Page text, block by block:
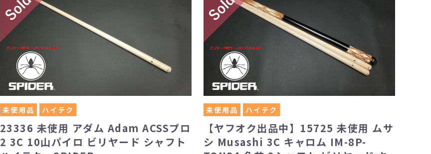
未使用品 ハイテク
23336 未使用 アダム Adam ACSSプロ
2 3C 10山パイロ ビリヤード シャフト
未使用品 ハイテク
【ヤフオク出品中】15725 未使用 ムサ
シ Musashi 3C キャロム IM-8P-